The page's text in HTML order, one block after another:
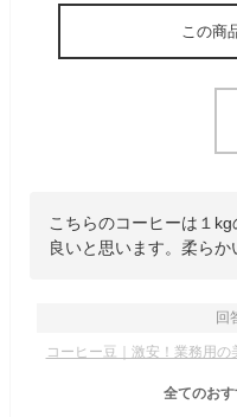
この商
こちらのコーヒーは１
良いと思います。柔らか
回
コーヒー豆｜激安！業務用の
全てのお